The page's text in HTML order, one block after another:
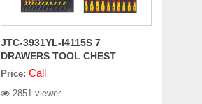
JTC-3931YL-I4115S 7
DRAWERS TOOL CHEST
(YELLOW) 115PCS
Price: Call
2851 viewer